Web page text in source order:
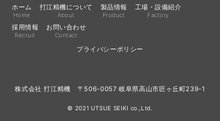
ホーム
Home
打江精機について
About
製品情報
Product
工場・設備紹介
Factory
採用情報
Recruit
お問い合わせ
Contact
プライバシーポリシー
株式会社 打江精機 〒506-0057 岐阜県高山市匠ヶ丘町239-1
© 2021 UTSUE SEIKI co.,Ltd.